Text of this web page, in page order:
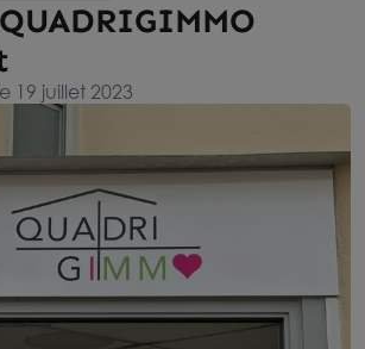
19 juillet 2023